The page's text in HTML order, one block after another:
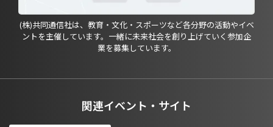
(株)共同通信社は、教育・文化・スポーツなど各分野の活動やイベ
ントを主催しています。一緒に未来社会を創り上げていく参加企
業を募集しています。
関連イベント・サイト